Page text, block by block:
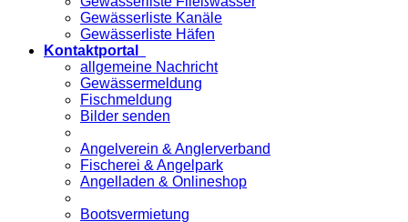
Gewässerliste Kanäle
Gewässerliste Häfen
Kontaktportal
allgemeine Nachricht
Gewässermeldung
Fischmeldung
Bilder senden
Angelverein & Anglerverband
Fischerei & Angelpark
Angelladen & Onlineshop
Bootsvermietung